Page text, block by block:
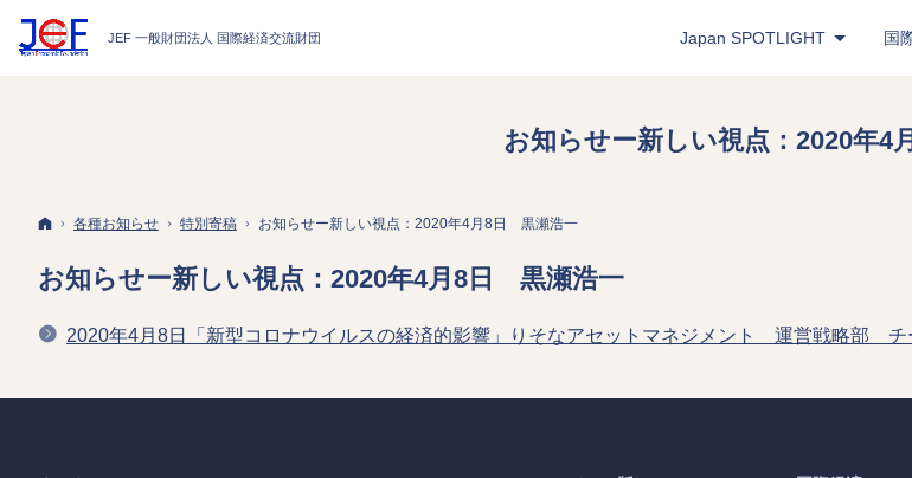
お知らせー新しい視点：2020年
ホーム
各種お知らせ 特別寄稿 お知らせー新しい視点：2020年4月8日 黒瀬浩一
お知らせー新しい視点：2020年4月8日 黒瀬浩一
2020年4月8日「新型コロナウイルスの経済的影響」りそなアセットマネジメント 運営戦略部
Japan SPOTLIGHT
Japan SPOTLIGHT
Latest Issue
Exclusive Interview- エク
国